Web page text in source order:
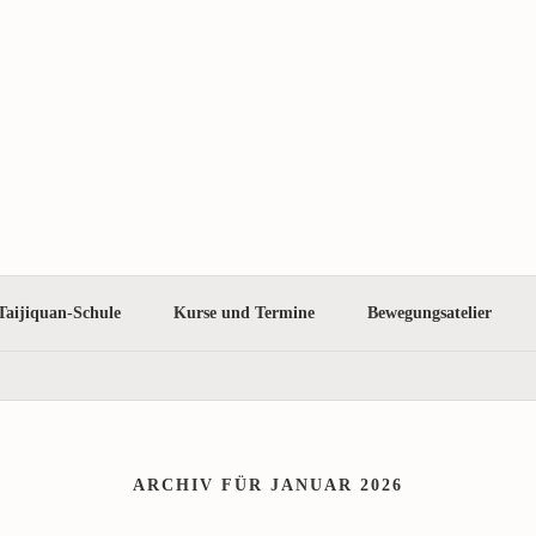
Schule Kurse und Termine Bewegungsatelier
ARCHIV FÜR JANUAR 2026